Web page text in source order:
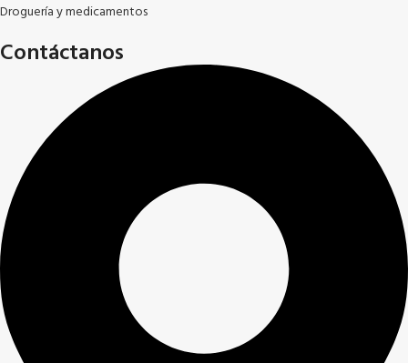
Droguería y medicamentos
Contáctanos